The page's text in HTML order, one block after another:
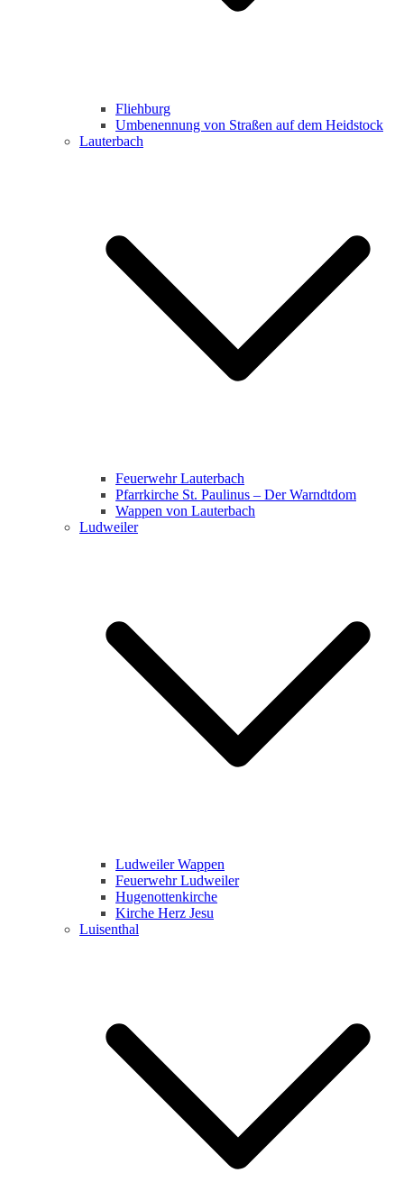
Fliehburg
Umbenennung von Straßen auf dem Heidstock
Lauterbach
Feuerwehr Lauterbach
Pfarrkirche St. Paulinus – Der Warndtdom
Wappen von Lauterbach
Ludweiler
Ludweiler Wappen
Feuerwehr Ludweiler
Hugenottenkirche
Kirche Herz Jesu
Luisenthal